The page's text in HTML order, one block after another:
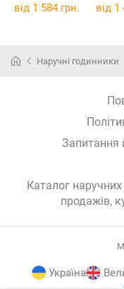
від 1 584 грн. від 1
Наручні годинники
Запитання
Каталог наручних
продажів,
Україна